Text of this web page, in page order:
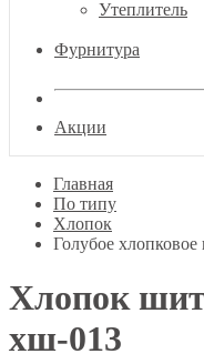
Утеплитель
Фурнитура
Акции
Главная
По типу
Хлопок
Голубое
Хлопок
хш-013